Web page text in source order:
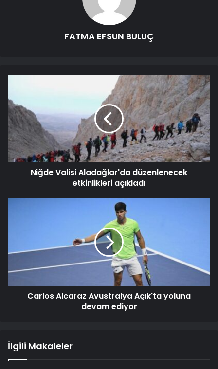
FATMA EFSUN BULUÇ
Niğde Valisi Aladağlar'da düzenlenecek
etkinlikleri açıkladı
Carlos Alcaraz Avustralya Açık'ta yoluna
devam ediyor
İlgili Makaleler